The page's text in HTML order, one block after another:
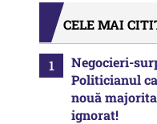
CELE MAI
Negocieri-
Politicianul
nouă
ignorat!